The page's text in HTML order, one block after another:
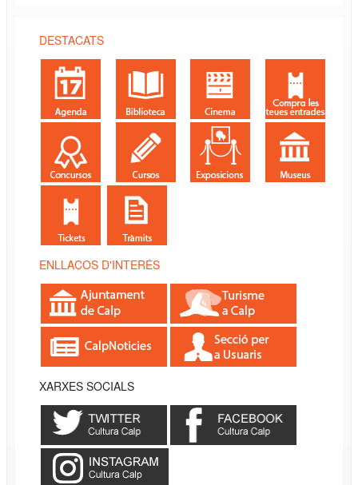
DESTACATS
ENLLAÇOS D'INTERÉS
XARXES SOCIALS